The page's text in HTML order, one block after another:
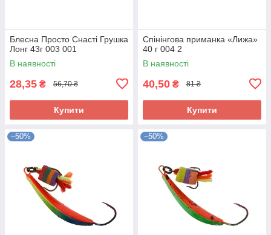
Блесна Просто Снасті Грушка
Лонг 43г 003 001
В наявності
28,35 ₴ 56,70 ₴
Купити
Спінінгова приманка «Лижа»
40 г 004 2
В наявності
40,50 ₴ 81 ₴
Купити
–50% –50%